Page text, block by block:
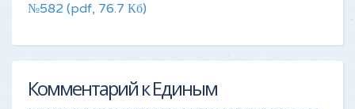
№582 (pdf, 76.7 Кб)
Комментарий к Единым